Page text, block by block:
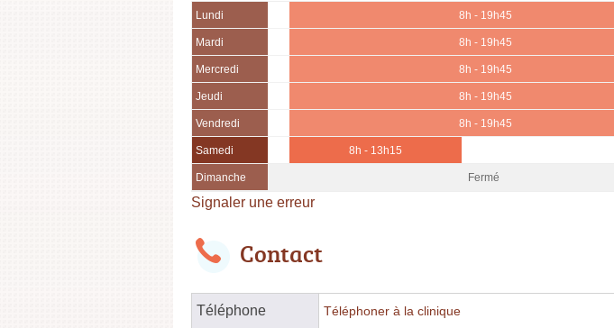
Lundi 8h - 19h45
Mardi 8h - 19h45
Mercredi 8h - 19h45
Jeudi 8h - 19h45
Vendredi 8h - 19h45
Samedi 8h - 13h15
Dimanche Fermé
Signaler une erreur
Contact
Téléphone Téléphoner à la clinique